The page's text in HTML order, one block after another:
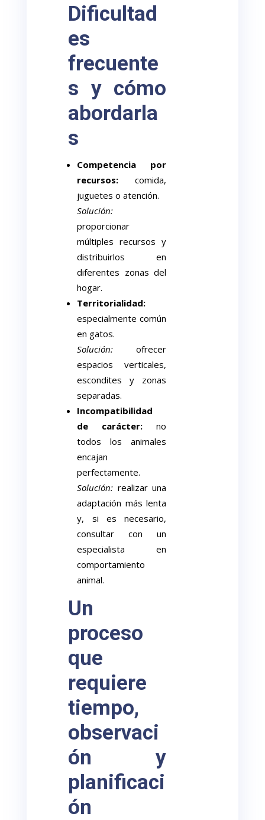
Dificultad
es
frecuente
s y cómo
abordarla
s
Competencia por
recursos: comida,
juguetes o atención.
Solución:
proporcionar
múltiples recursos y
distribuirlos en
diferentes zonas del
hogar.
Territorialidad:
especialmente común
en gatos.
Solución: ofrecer
espacios verticales,
escondites y zonas
separadas.
Incompatibilidad
de carácter: no
todos los animales
encajan
perfectamente.
Solución: realizar una
adaptación más lenta
y, si es necesario,
consultar con un
especialista en
comportamiento
animal.
Un
proceso
que
requiere
tiempo,
observaci
ón y
planificaci
ón